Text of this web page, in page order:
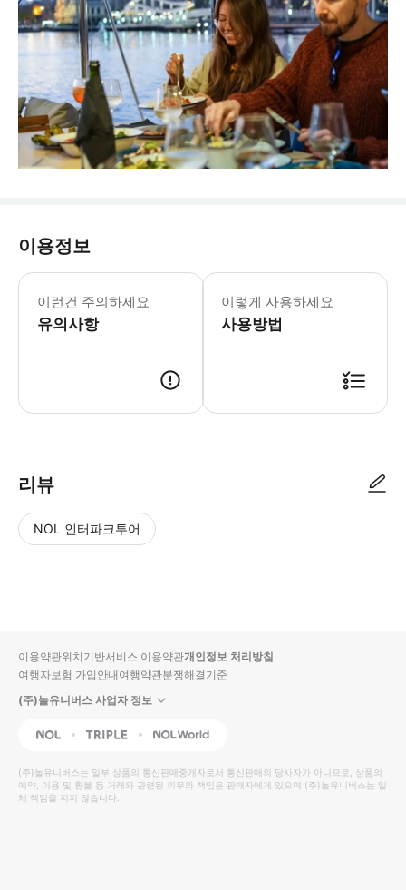
이용정보
이런건 주의하세요
유의사항
이렇게 사용하세요
사용방법
리뷰
NOL 인터파크투어
입니
다.
높
은
순
동
영
상
순
상
이용약관위치기반서비스 이용약관개인정보 처리방침
여행자보험 가입안내여행약관분쟁해결기준
(주)놀유니버스 사업자 정보
NOL Triple Interpark Global
(주)놀유니버스는 일부 상품의 통신판매중개자로서 통신판매의 당사자가 아니므로, 상품의
예약, 이용 및 환불 등 거래와 관련된 의무와 책임은 판매자에게 있으며 (주)놀유니버스는 일
체 책임을 지지 않습니다.